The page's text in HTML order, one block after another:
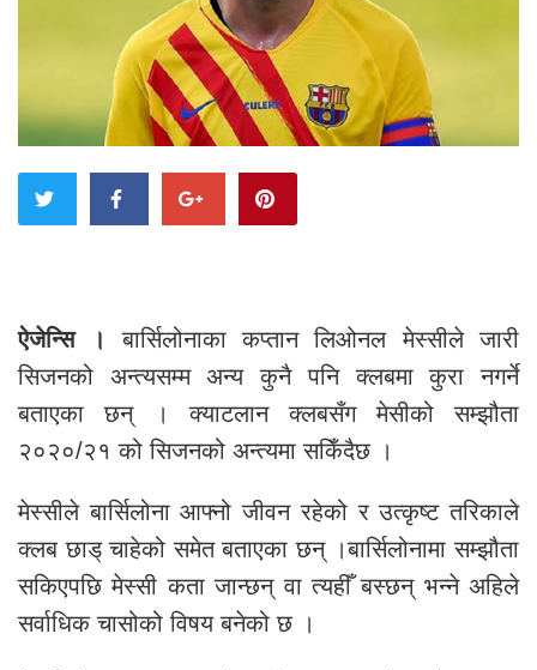
ऐजेन्सि ।
बार्सिलोनाका कप्तान लिओनल मेस्सीले जारी
सिजनको अन्त्यसम्म अन्य कुनै पनि क्लबमा कुरा नगर्ने
बताएका छन् । क्याटलान क्लबसँग मेसीको सम्झौता
२०२०/२१ को सिजनको अन्त्यमा सकिँदैछ ।
मेस्सीले बार्सिलोना आफ्नो जीवन रहेको र उत्कृष्ट तरिकाले
क्लब छाड् चाहेको समेत बताएका छन् ।बार्सिलोनामा सम्झौता
सकिएपछि मेस्सी कता जान्छन् वा त्यहीँ बस्छन् भन्ने अहिले
सर्वाधिक चासोको विषय बनेको छ ।